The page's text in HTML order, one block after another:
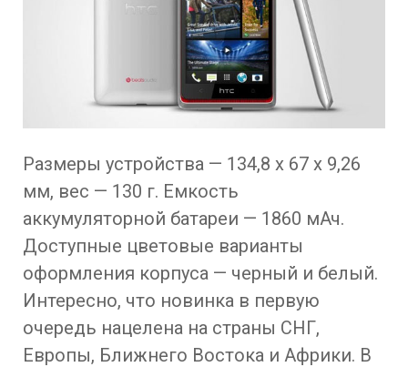
Размеры устройства — 134,8 x 67 x 9,26
мм, вес — 130 г. Емкость
аккумуляторной батареи — 1860 мАч.
Доступные цветовые варианты
оформления корпуса — черный и белый.
Интересно, что новинка в первую
очередь нацелена на страны СНГ,
Европы, Ближнего Востока и Африки. В